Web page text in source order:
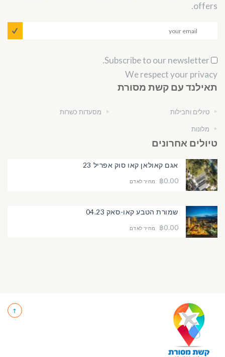
offers.
We respect your privacy
תאילנד עם קשת מסורת
טיולים וחבילות
מלונות
מסעדות כשרות
טיולים אחרונים
אגם קאולאן קאו סוק אפריל 23
฿0.00
מחיר לאדם
שמורת הטבע קאו-סאק 04.23
฿0.00
מחיר לאדם